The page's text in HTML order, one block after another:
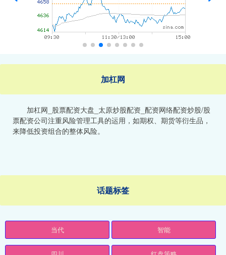
加杠网
加杠网_股票配资大盘_太原炒股配资_配资网络配资炒股/股
票配资公司注重风险管理工具的运用，如期权、期货等衍生品，
来降低投资组合的整体风险。
话题标签
当代 智能